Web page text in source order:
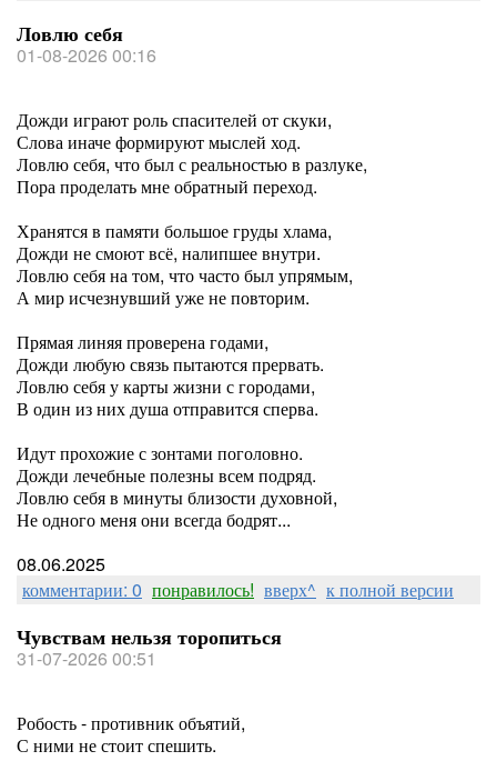
Ловлю себя
01-08-2026 00:16
Дожди играют роль спасителей от скуки,
Слова иначе формируют мыслей ход.
Ловлю себя, что был с реальностью в разлуке,
Пора проделать мне обратный переход.
Хранятся в памяти большое груды хлама,
Дожди не смоют всё, налипшее внутри.
Ловлю себя на том, что часто был упрямым,
А мир исчезнувший уже не повторим.
Прямая линяя проверена годами,
Дожди любую связь пытаются прервать.
Ловлю себя у карты жизни с городами,
В один из них душа отправится сперва.
Идут прохожие с зонтами поголовно.
Дожди лечебные полезны всем подряд.
Ловлю себя в минуты близости духовной,
Не одного меня они всегда бодрят...
08.06.2025
комментарии: 0 понравилось! вверх^ к полной версии
Чувствам нельзя торопиться
31-07-2026 00:51
Робость - противник объятий,
С ними не стоит спешить.